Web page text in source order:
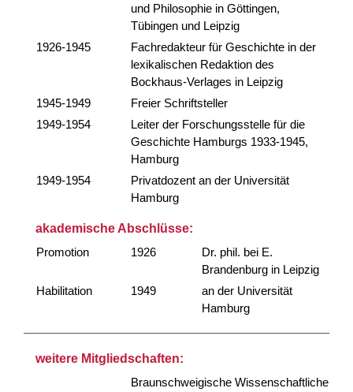
und Philosophie in Göttingen,
Tübingen und Leipzig
1926-1945
Fachredakteur für Geschichte in der
lexikalischen Redaktion des
Bockhaus-Verlages in Leipzig
1945-1949
Freier Schriftsteller
1949-1954
Leiter der Forschungsstelle für die
Geschichte Hamburgs 1933-1945,
Hamburg
1949-1954
Privatdozent an der Universität
Hamburg
akademische Abschlüsse:
Promotion
1926
Dr. phil. bei E.
Brandenburg in Leipzig
Habilitation
1949
an der Universität
Hamburg
weitere Mitgliedschaften:
Braunschweigische Wissenschaftliche